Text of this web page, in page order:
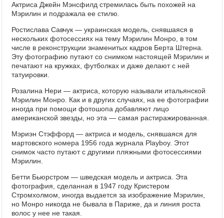
Актриса Джейн Мэнсфилд стремилась быть похожей на
Мэрилин и подражала ее стилю.
Ростислава Савчук — украинская модель, снявшаяся в
нескольких фотосессиях на тему Мэрилин Монро, в том
числе в реконструкции знаменитых кадров Берта Штерна.
Эту фотографию путают со снимком настоящей Мэрилин и
печатают на кружках, футболках и даже делают с ней
татуировки.
Розалина Нери — актриса, которую называли итальянской
Мэрилин Монро. Как и в других случаях, на ее фотографии
иногда при помощи фотошопа добавляют лицо
американской звезды, но эта — самая растиражированная.
Мэриэн Стэффорд — актриса и модель, снявшаяся для
мартовского номера 1956 года журнала Playboy. Этот
снимок часто путают с другими пляжными фотосессиями
Мэрилин.
Бетти Бьюрстром — шведская модель и актриса. Эта
фотография, сделанная в 1947 году Кристером
Стромхолмом, иногда выдается за изображение Мэрилин,
но Монро никогда не бывала в Париже, да и линия роста
волос у нее не такая.